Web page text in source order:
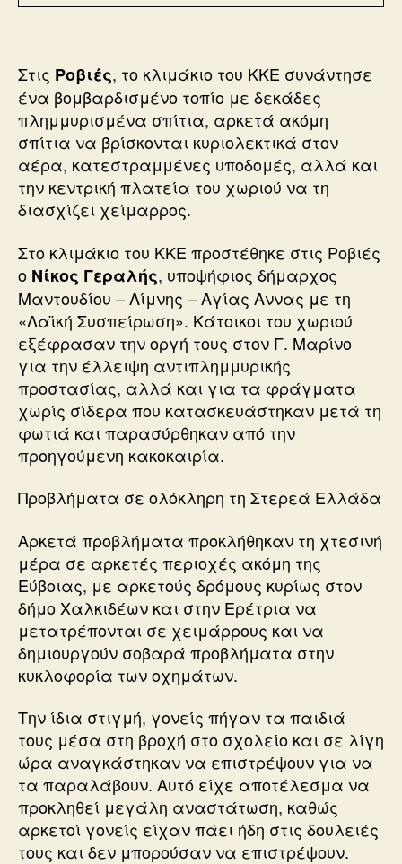
Στις Ροβιές, το κλιμάκιο του ΚΚΕ συνάντησε
ένα βομβαρδισμένο τοπίο με δεκάδες
πλημμυρισμένα σπίτια, αρκετά ακόμη
σπίτια να βρίσκονται κυριολεκτικά στον
αέρα, κατεστραμμένες υποδομές, αλλά και
την κεντρική πλατεία του χωριού να τη
διασχίζει χείμαρρος.
Στο κλιμάκιο του ΚΚΕ προστέθηκε στις Ροβιές
ο Νίκος Γεραλής, υποψήφιος δήμαρχος
Μαντουδίου – Λίμνης – Αγίας Αννας με τη
«Λαϊκή Συσπείρωση». Κάτοικοι του χωριού
εξέφρασαν την οργή τους στον Γ. Μαρίνο
για την έλλειψη αντιπλημμυρικής
προστασίας, αλλά και για τα φράγματα
χωρίς σίδερα που κατασκευάστηκαν μετά τη
φωτιά και παρασύρθηκαν από την
προηγούμενη κακοκαιρία.
Προβλήματα σε ολόκληρη τη Στερεά Ελλάδα
Αρκετά προβλήματα προκλήθηκαν τη χτεσινή
μέρα σε αρκετές περιοχές ακόμη της
Εύβοιας, με αρκετούς δρόμους κυρίως στον
δήμο Χαλκιδέων και στην Ερέτρια να
μετατρέπονται σε χειμάρρους και να
δημιουργούν σοβαρά προβλήματα στην
κυκλοφορία των οχημάτων.
Την ίδια στιγμή, γονείς πήγαν τα παιδιά
τους μέσα στη βροχή στο σχολείο και σε λίγη
ώρα αναγκάστηκαν να επιστρέψουν για να
τα παραλάβουν. Αυτό είχε αποτέλεσμα να
προκληθεί μεγάλη αναστάτωση, καθώς
αρκετοί γονείς είχαν πάει ήδη στις δουλειές
τους και δεν μπορούσαν να επιστρέψουν.